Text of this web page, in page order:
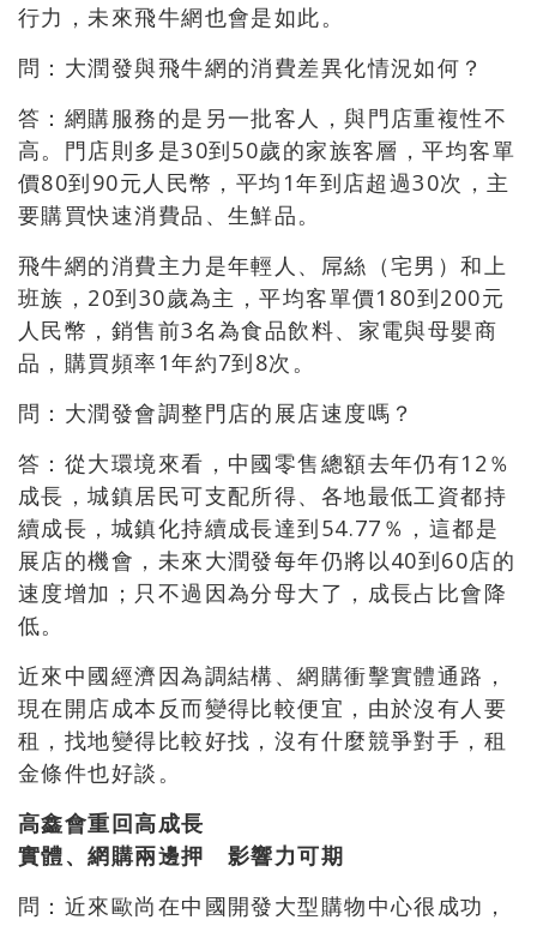
行力，未來飛牛網也會是如此。
問：大潤發與飛牛網的消費差異化情況如何？
答：網購服務的是另一批客人，與門店重複性不
高。門店則多是30到50歲的家族客層，平均客單
價80到90元人民幣，平均1年到店超過30次，主
要購買快速消費品、生鮮品。
飛牛網的消費主力是年輕人、屌絲（宅男）和上
班族，20到30歲為主，平均客單價180到200元
人民幣，銷售前3名為食品飲料、家電與母嬰商
品，購買頻率1年約7到8次。
問：大潤發會調整門店的展店速度嗎？
答：從大環境來看，中國零售總額去年仍有12％
成長，城鎮居民可支配所得、各地最低工資都持
續成長，城鎮化持續成長達到54.77％，這都是
展店的機會，未來大潤發每年仍將以40到60店的
速度增加；只不過因為分母大了，成長占比會降
低。
近來中國經濟因為調結構、網購衝擊實體通路，
現在開店成本反而變得比較便宜，由於沒有人要
租，找地變得比較好找，沒有什麼競爭對手，租
金條件也好談。
高鑫會重回高成長
實體、網購兩邊押 影響力可期
問：近來歐尚在中國開發大型購物中心很成功，